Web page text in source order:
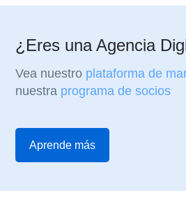
¿Eres una Agencia
Vea nuestro plataforma de
nuestra programa de socios
Aprende más